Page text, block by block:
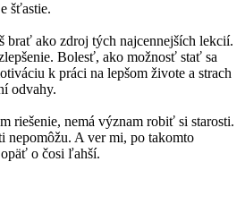
šťastie.
brať ako zdroj tých najcennejších lekcií.
Bolesť, ako možnosť stať sa
k práci na lepšom živote a strach
odvahy.
riešenie, nemá význam robiť si starosti.
nepomôžu. A ver mi, po takomto
opäť o čosi ľahší.